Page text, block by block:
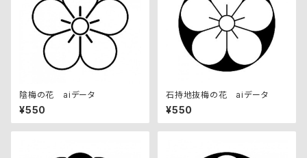
陰梅の花 aiデータ
¥550
石持地抜梅の花 aiデータ
¥550